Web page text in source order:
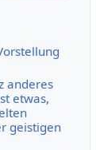
anderes
etwas,
geistigen